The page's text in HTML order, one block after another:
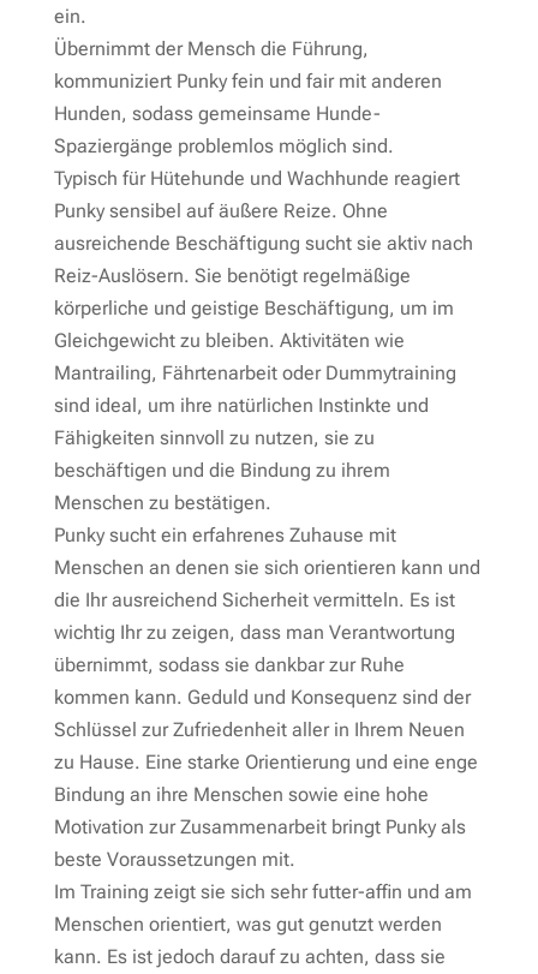
ein.
Übernimmt der Mensch die Führung,
kommuniziert Punky fein und fair mit anderen
Hunden, sodass gemeinsame Hunde-
Spaziergänge problemlos möglich sind.
Typisch für Hütehunde und Wachhunde reagiert
Punky sensibel auf äußere Reize. Ohne
ausreichende Beschäftigung sucht sie aktiv nach
Reiz-Auslösern. Sie benötigt regelmäßige
körperliche und geistige Beschäftigung, um im
Gleichgewicht zu bleiben. Aktivitäten wie
Mantrailing, Fährtenarbeit oder Dummytraining
sind ideal, um ihre natürlichen Instinkte und
Fähigkeiten sinnvoll zu nutzen, sie zu
beschäftigen und die Bindung zu ihrem
Menschen zu bestätigen.
Punky sucht ein erfahrenes Zuhause mit
Menschen an denen sie sich orientieren kann und
die Ihr ausreichend Sicherheit vermitteln. Es ist
wichtig Ihr zu zeigen, dass man Verantwortung
übernimmt, sodass sie dankbar zur Ruhe
kommen kann. Geduld und Konsequenz sind der
Schlüssel zur Zufriedenheit aller in Ihrem Neuen
zu Hause. Eine starke Orientierung und eine enge
Bindung an ihre Menschen sowie eine hohe
Motivation zur Zusammenarbeit bringt Punky als
beste Voraussetzungen mit.
Im Training zeigt sie sich sehr futter-affin und am
Menschen orientiert, was gut genutzt werden
kann. Es ist jedoch darauf zu achten, dass sie